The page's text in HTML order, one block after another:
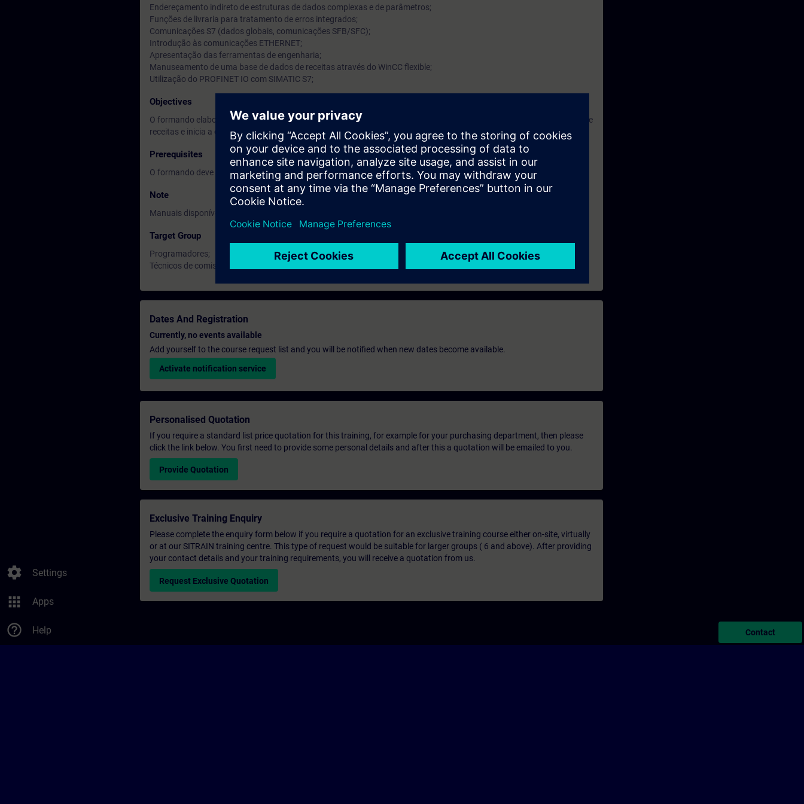
settings Settings
apps Apps
help_outline Help
Endereçamento indireto de estruturas de dados complexas e de parâmetros;
Funções de livraria para tratamento de erros integrados;
Comunicações S7 (dados globais, comunicações SFB/SFC);
Introdução às comunicações ETHERNET;
Apresentação das ferramentas de engenharia;
Manuseamento de uma base de dados de receitas através do WinCC flexible;
Utilização do PROFINET IO com SIMATIC S7;
Objectives
O formando elabora programas complexos com o software STEP 7, utiliza o software WinCC flexible para tratamento de
receitas e inicia a comunicação de I/O distribuídos (ET-200S) através de PROFINET IO.
Prerequisites
O formando deve ter conhecimentos de SIMATIC S7 equivalentes ao curso ST-PRO2.
Note
Manuais disponíveis em Inglês.
Target Group
Programadores;
Técnicos de comissionamento.
Dates And Registration
Currently, no events available
Add yourself to the course request list and you will be notified when new dates become available.
Activate notification service
Personalised Quotation
If you require a standard list price quotation for this training, for example for your purchasing department, then please
click the link below. You first need to provide some personal details and after this a quotation will be emailed to you.
Provide Quotation
Exclusive Training Enquiry
Please complete the enquiry form below if you require a quotation for an exclusive training course either on-site, virtually
or at our SITRAIN training centre. This type of request would be suitable for larger groups ( 6 and above). After providing
your contact details and your training requirements, you will receive a quotation from us.
Request Exclusive Quotation
Contact